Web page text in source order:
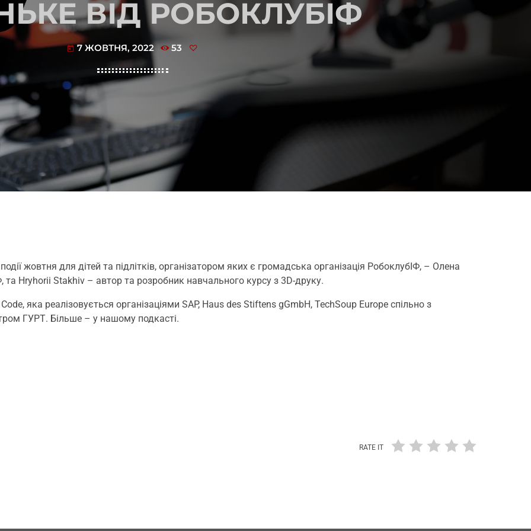
ВІД РОБОКЛУБІФ
today 7 ЖОВТНЯ, 2022 53
жовтня для дітей та підлітків, організатором яких є громадська організація РобоклубІФ, – Олена
Hryhorii Stakhiv – автор та розробник навчального курсу з 3D-друку.
яка реалізовується організаціями SAP, Haus des Stiftens gGmbH, TechSoup Europe спільно з
ГУРТ. Більше – у нашому подкасті.
RATE IT